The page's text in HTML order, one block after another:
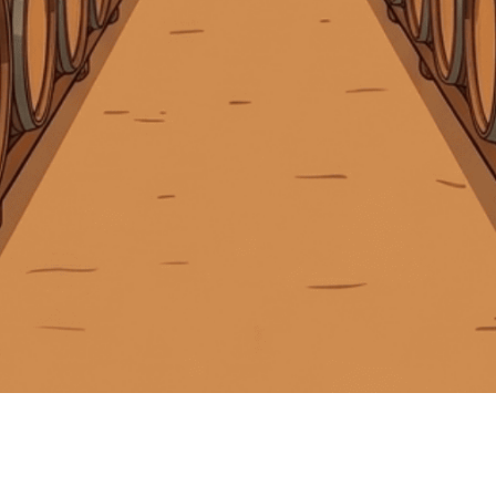
Giấy phép kinh doanh số 0311223087 do Sở Kế hoạch và Đầu tư TP.
Hồ Chí Minh cấp ngày 07/10/2011.
Giấy phép kinh doanh bán lẻ rượu số 299/GP-PKT do Phòng Kinh tế
Quận 3 cấp ngày 17/12/2024.